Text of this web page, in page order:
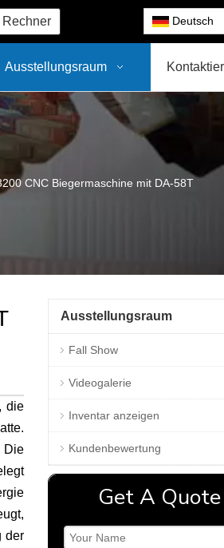
Deutsch
Ausstellungsraum
CNC Biegermaschine mit DA-58T
die
Die
der
Ausstellungsraum
Fall Show
Videogalerie
Inventar anzeigen
Kundenbewertung
Get A Quote